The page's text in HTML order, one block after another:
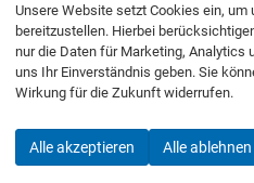
Unsere Website setzt Cookies ein, um
bereitzustellen. Hierbei
nur die Daten für Marketing, Analytics
uns Ihr Einverständnis geben. Sie
Wirkung für die Zukunft widerrufen.
Alle akzeptieren Alle ablehnen